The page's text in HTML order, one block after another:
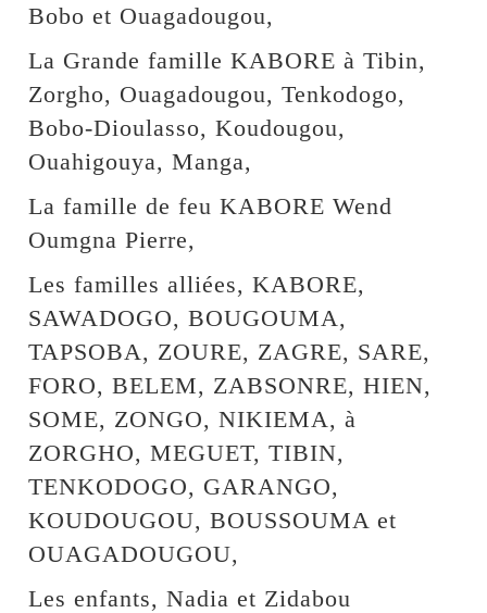
Bobo et Ouagadougou,
La Grande famille KABORE à Tibin,
Zorgho, Ouagadougou, Tenkodogo,
Bobo-Dioulasso, Koudougou,
Ouahigouya, Manga,
La famille de feu KABORE Wend
Oumgna Pierre,
Les familles alliées, KABORE,
SAWADOGO, BOUGOUMA,
TAPSOBA, ZOURE, ZAGRE, SARE,
FORO, BELEM, ZABSONRE, HIEN,
SOME, ZONGO, NIKIEMA, à
ZORGHO, MEGUET, TIBIN,
TENKODOGO, GARANGO,
KOUDOUGOU, BOUSSOUMA et
OUAGADOUGOU,
Les enfants, Nadia et Zidabou